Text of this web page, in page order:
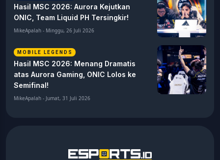
Hasil MSC 2026: Aurora Kejutkan
ONIC, Team Liquid PH Tersingkir!
MikeApalah - Minggu, 26 Juli 2026
MOBILE LEGENDS
Hasil MSC 2026: Menang Dramatis
atas Aurora Gaming, ONIC Lolos ke
Semifinal!
MikeApalah - Jumat, 31 Juli 2026